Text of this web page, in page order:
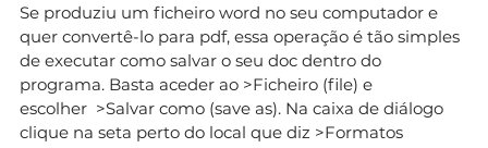
Se produziu um ficheiro word no seu computador e
quer convertê-lo para pdf, essa operação é tão simples
de executar como salvar o seu doc dentro do
programa. Basta aceder ao >Ficheiro (file) e
escolher >Salvar como (save as). Na caixa de diálogo
clique na seta perto do local que diz >Formatos